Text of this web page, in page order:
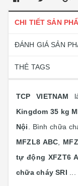
CHI TIẾT SẢN
ĐÁNH GIÁ SẢN
THẺ TAGS
TCP VIETNAM
Kingdom 35 kg
Nội
. Bình chữa
MFZL8 ABC
tự động XFZT6
chữa cháy SRI